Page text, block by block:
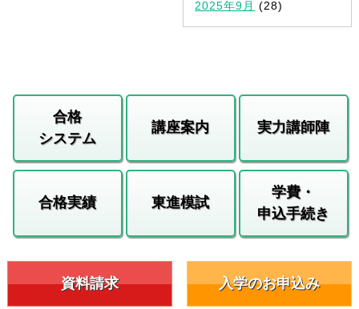
2025年9月 (28)
合格
システム
講座案内 実力講師陣
合格実績 東進模試
学費・
申込手続き
資料請求 入学のお申込み